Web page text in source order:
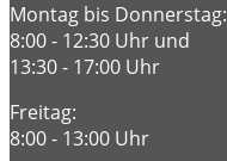
Montag bis Donnerstag:
8:00 - 12:30 Uhr und
13:30 - 17:00 Uhr
Freitag:
8:00 - 13:00 Uhr